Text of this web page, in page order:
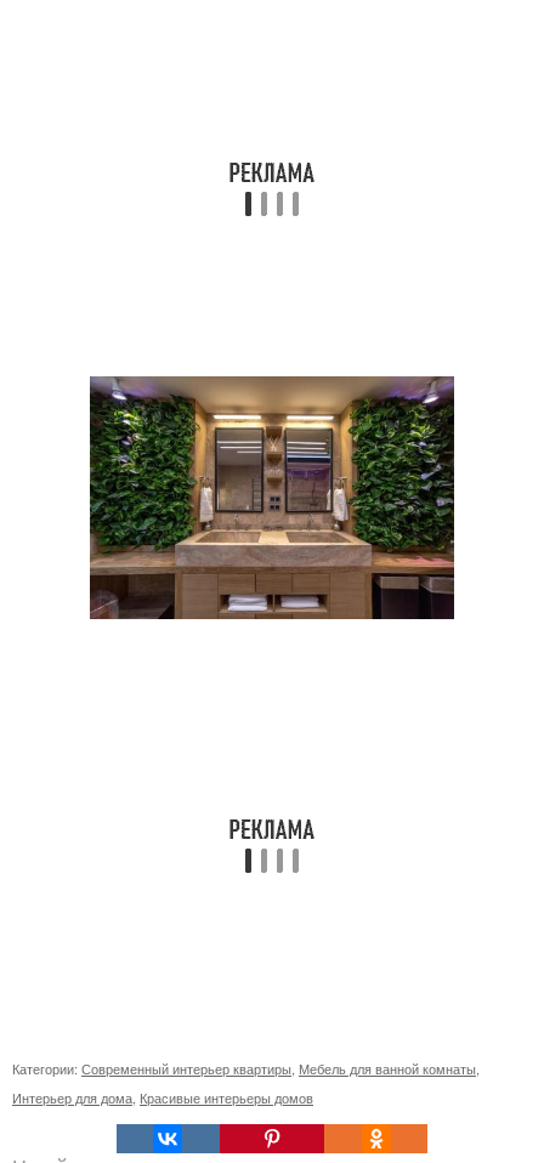
Категории: Современный интерьер квартиры, Мебель для ванной комнаты,
Интерьер для дома, Красивые интерьеры домов